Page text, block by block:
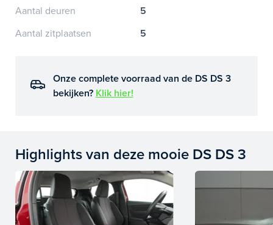
Aantal deuren
5
Aantal zitplaatsen
5
Onze complete voorraad van de DS DS 3
bekijken? Klik hier!
Highlights van deze mooie DS DS 3